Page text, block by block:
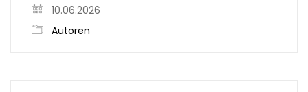
10.06.2026
Autoren